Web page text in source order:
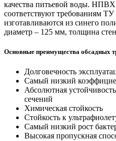
качества питьевой воды.
соответствуют требованиям
изготавливаются из синего
диаметр – 125 мм, толщина
Основные преимущества обсадных
Долговечность
Самый низкий
Абсолютная
сечений
Химическая стойкость
Стойкость к
Самый низкий рост
Высокая пропускная